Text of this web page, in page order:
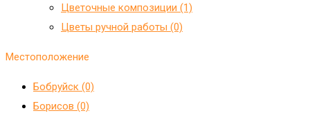
Цветочные композиции (1)
Цветы ручной работы (0)
Местоположение
Бобруйск (0)
Борисов (0)